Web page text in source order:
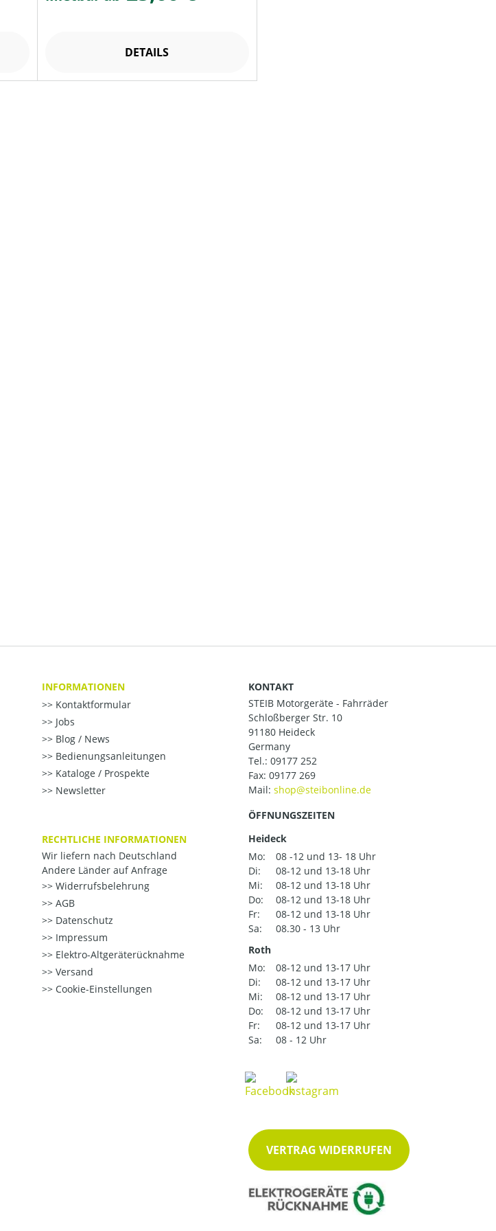
DETAILS
INFORMATIONEN
Kontaktformular
Jobs
Blog / News
Bedienungsanleitungen
Kataloge / Prospekte
Newsletter
RECHTLICHE INFORMATIONEN
Wir liefern nach Deutschland
Andere Länder auf Anfrage
Widerrufsbelehrung
AGB
Datenschutz
Impressum
Elektro-Altgeräterücknahme
Versand
Cookie-Einstellungen
KONTAKT
STEIB Motorgeräte - Fahrräder
Schloßberger Str. 10
91180 Heideck
Germany
Tel.: 09177 252
Fax: 09177 269
Mail:
ÖFFNUNGSZEITEN
Heideck
Mo:
08 -12 und 13- 18 Uhr
Di:
08-12 und 13-18 Uhr
Mi:
08-12 und 13-18 Uhr
Do:
08-12 und 13-18 Uhr
Fr:
08-12 und 13-18 Uhr
Sa:
08.30 - 13 Uhr
Roth
Mo:
08-12 und 13-17 Uhr
Di:
08-12 und 13-17 Uhr
Mi:
08-12 und 13-17 Uhr
Do:
08-12 und 13-17 Uhr
Fr:
08-12 und 13-17 Uhr
Sa:
08 - 12 Uhr
VERTRAG WIDERRUFEN